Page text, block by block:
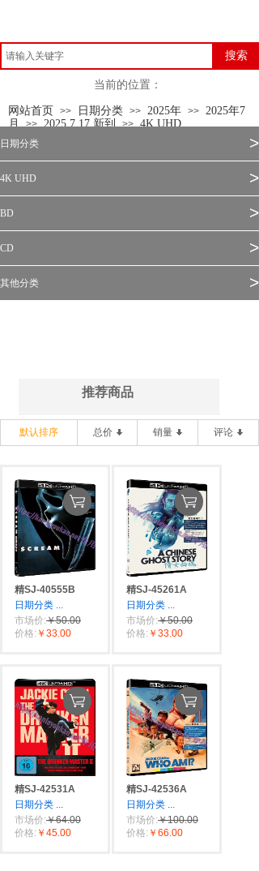
搜索
当前的位置：
网站首页 >> 日期分类 >> 2025年 >> 2025年7
月 >> 2025.7.17 新到 >> 4K UHD
日期分类 >
4K UHD >
BD >
CD >
其他分类 >
推荐商品
默认排序 总价 销量 评论
精SJ-40555B
日期分类 ...
市场价:￥50.00
价格: ￥33.00
精SJ-45261A
日期分类 ...
市场价:￥50.00
价格: ￥33.00
精SJ-42531A
日期分类 ...
市场价:￥64.00
价格: ￥45.00
精SJ-42536A
日期分类 ...
市场价:￥100.00
价格: ￥66.00